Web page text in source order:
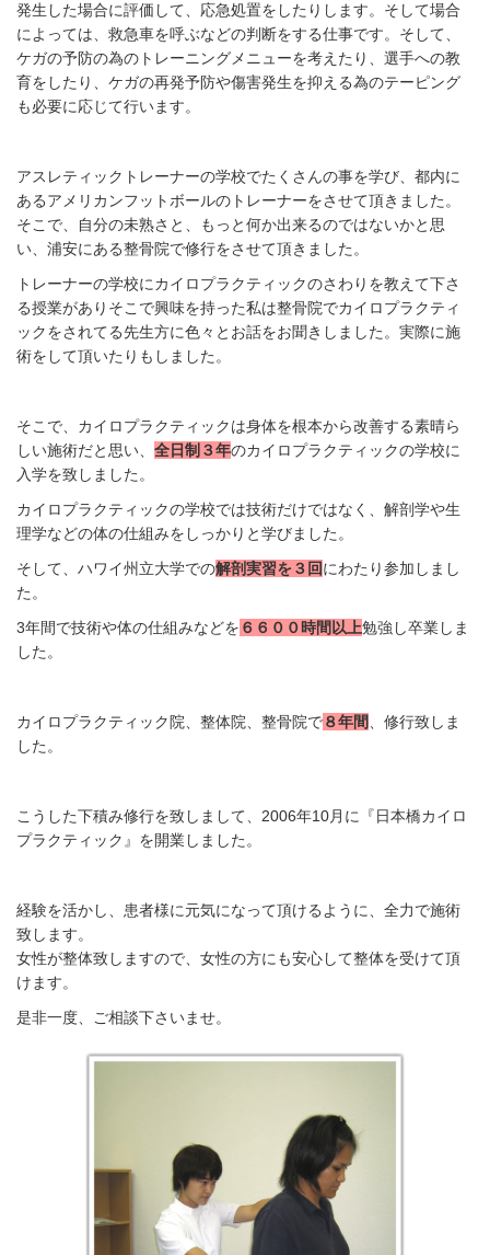
発生した場合に評価して、応急処置をしたりします。そして場合
によっては、救急車を呼ぶなどの判断をする仕事です。そして、
ケガの予防の為のトレーニングメニューを考えたり、選手への教
育をしたり、ケガの再発予防や傷害発生を抑える為のテーピング
も必要に応じて行います。
アスレティックトレーナーの学校でたくさんの事を学び、都内に
あるアメリカンフットボールのトレーナーをさせて頂きました。
そこで、自分の未熟さと、もっと何か出来るのではないかと思
い、浦安にある整骨院で修行をさせて頂きました。
トレーナーの学校にカイロプラクティックのさわりを教えて下さ
る授業がありそこで興味を持った私は整骨院でカイロプラクティ
ックをされてる先生方に色々とお話をお聞きしました。実際に施
術をして頂いたりもしました。
そこで、カイロプラクティックは身体を根本から改善する素晴ら
しい施術だと思い、 全日制３年のカイロプラクティックの学校に
入学を致しました。
カイロプラクティックの学校では技術だけではなく、解剖学や生
理学などの体の仕組みをしっかりと学びました。
そして、ハワイ州立大学での解剖実習を３回にわたり参加しまし
た。
3年間で技術や体の仕組みなどを ６６００時間以上勉強し卒業しま
した。
カイロプラクティック院、整体院、整骨院で８年間、修行致しま
した。
こうした下積み修行を致しまして、2006年10月に『日本橋カイロ
プラクティック』を開業しました。
経験を活かし、患者様に元気になって頂けるように、全力で施術
致します。
女性が整体致しますので、女性の方にも安心して整体を受けて頂
けます。
是非一度、ご相談下さいませ。